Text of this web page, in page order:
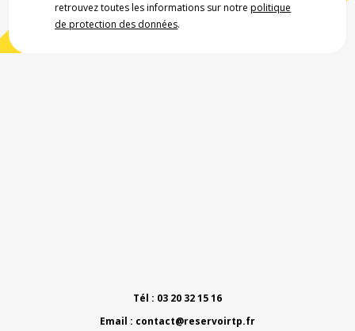
retrouvez toutes les informations sur notrepolitique
de protection des données.
Tél : 03 20 32 15 16
Email : contact@reservoirtp.fr